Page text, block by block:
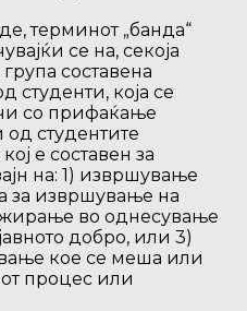
терминот „банда“
се на, секоја
составена
студенти, која се
со прифаќање
студентите
е составен за
на: 1) извршување
за извршување на
во однесување
добро, или 3)
кое се меша или
процес или